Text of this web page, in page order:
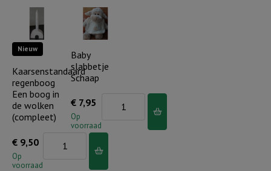
(tekens)
aantal
ik
hou
jou
Nieuw
Kaarsenstandaard
regenboog
Een boog in
de wolken
(compleet)
€ 9,50
Op
voorraad
Kaarsenstandaard
Baby
slabbetje
Schaap
€ 7,95
Op
voorraad
Schaap
aantal